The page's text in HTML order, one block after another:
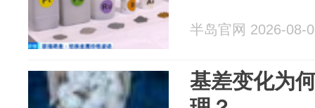
半岛官网 2026-08-
基差变化为